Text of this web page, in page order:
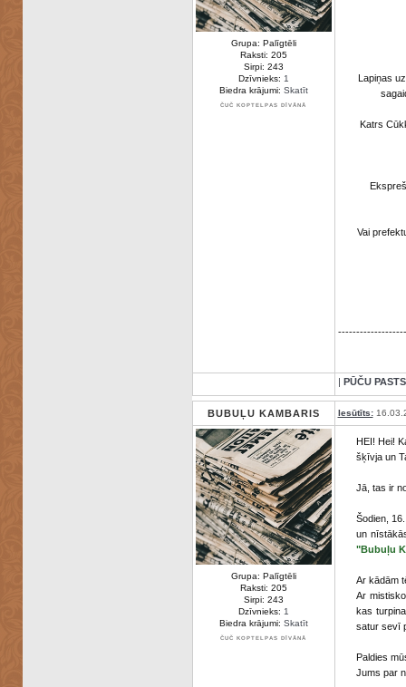
Grupa: Palīgtēli
Raksti: 205
Sirpi: 243
Dzīvnieks: 1
Biedra krājumi: Skatīt
ČUČ KOPTELPAS DĪVĀNĀ
Lapiņas
Katrs
Vai
| PŪČU PASTS
BUBUĻU KAMBARIS Iesūtīts:
Grupa: Palīgtēli
Raksti: 205
Sirpi: 243
Dzīvnieks: 1
Biedra krājumi: Skatīt
ČUČ KOPTELPAS DĪVĀNĀ
HEI! Hei!
šķīvja un
Jā, tas ir
Šodien,
un
"Bubuļu
Ar kādām
Ar
kas
satur sevī
Paldies
Jums par